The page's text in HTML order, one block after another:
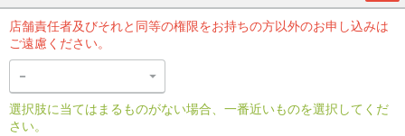
店舗責任者及びそれと同等の権限をお持ちの方以外のお申し込みは
ご遠慮ください。
選択肢に当てはまるものがない場合、一番近いものを選択してくだ
さい。